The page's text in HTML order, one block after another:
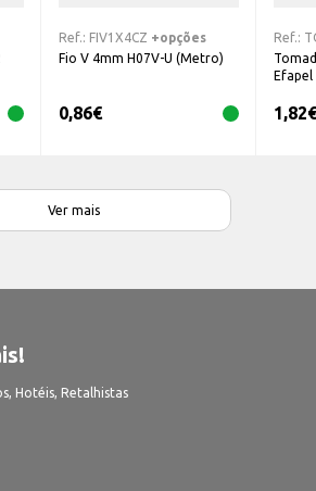
Ref.: FIV1X4CZ +opções
Fio V 4mm H07V-U (Metro)
0,86€
Ref.:
Efapel
1,82€
Ver mais
Hotéis, Retalhistas